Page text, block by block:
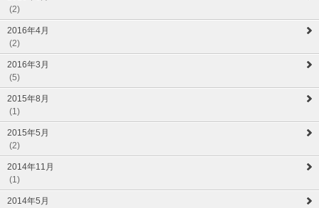
(2)
2016年4月
(2)
2016年3月
(5)
2015年8月
(1)
2015年5月
(2)
2014年11月
(1)
2014年5月